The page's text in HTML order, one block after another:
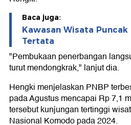
Baca juga:
Kawasan Wisata
Tertata
"Pembukaan penerbangan
turut mendongkrak," lanjut dia.
Hengki menjelaskan PNBP
pada Agustus mencapai Rp 7,1
tersebut kunjungan tertinggi
Nasional Komodo pada 2024.